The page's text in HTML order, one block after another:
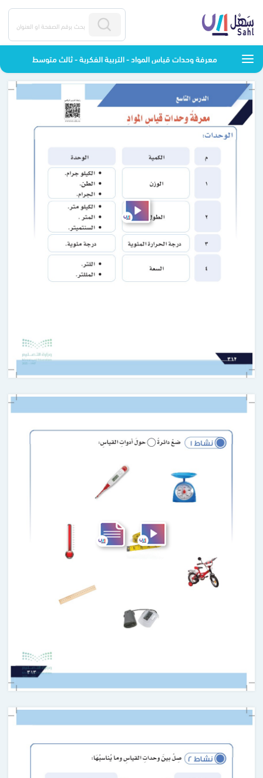
معرفة وحدات قياس المواد - التربية الفكرية - ثالث متوسط